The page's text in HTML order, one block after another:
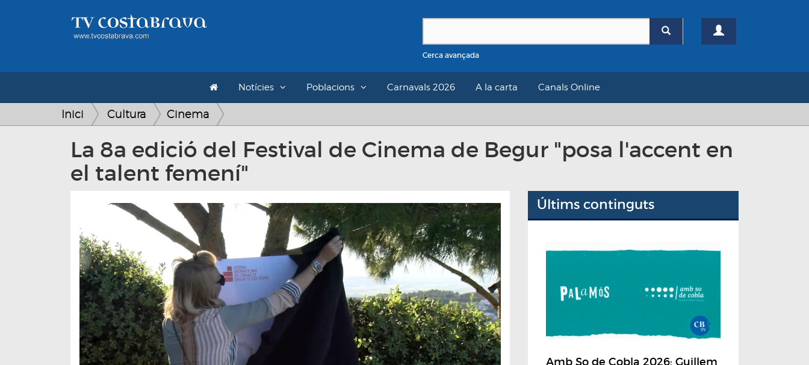
Cerca avançada
Notícies Poblacions Carnavals 2026 A la carta Canals Online
Inici Cultura Cinema
La 8a edició del Festival de Cinema de Begur "posa l'accent en
el talent femení"
Últims continguts
Amb So de Cobla 2026: Guillem